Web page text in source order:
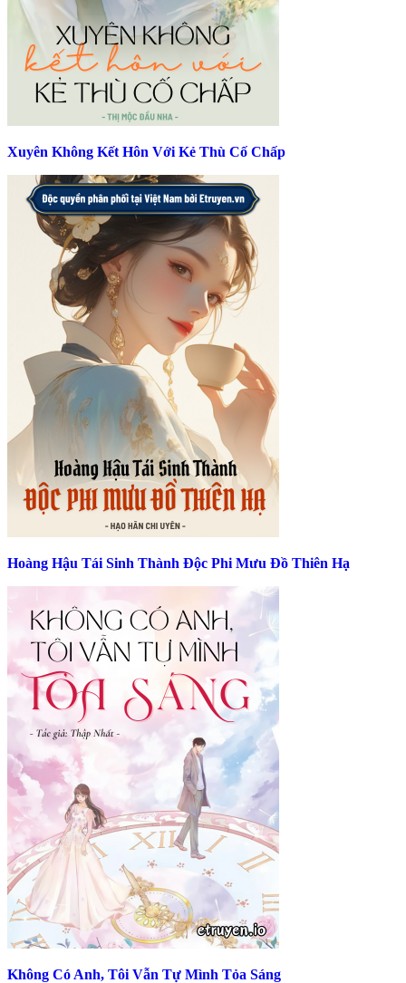
Xuyên Không Kết Hôn Với Kẻ Thù Cố Chấp
Hoàng Hậu Tái Sinh Thành Độc Phi Mưu Đồ Thiên Hạ
Không Có Anh, Tôi Vẫn Tự Mình Tỏa Sáng